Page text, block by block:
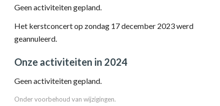
Geen activiteiten gepland.
Het kerstconcert op zondag 17 december 2023 werd
geannuleerd.
Onze activiteiten in 2024
Geen activiteiten gepland.
Onder voorbehoud van wijzigingen.